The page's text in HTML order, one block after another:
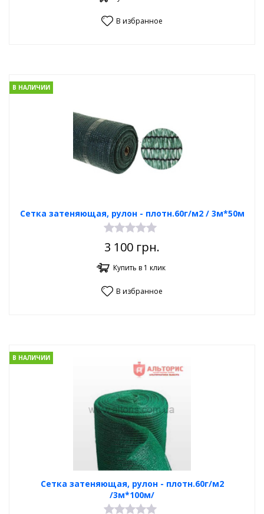
В избранное
Сетка затеняющая, рулон - плотн.60г/м2 / 3м*50м
В НАЛИЧИИ
3 100 грн.
Купить в 1 клик
В избранное
Сетка затеняющая, рулон - плотн.60г/м2
/3м*100м/
В НАЛИЧИИ